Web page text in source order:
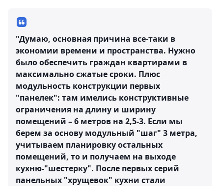
"Думаю, основная причина все-таки в
экономии времени и пространства. Нужно
было обеспечить граждан квартирами в
максимально сжатые сроки. Плюс
модульность конструкции первых
"панелек": там имелись конструктивные
ограничения на длину и ширину
помещений – 6 метров на 2,5-3. Если мы
берем за основу модульный "шаг" 3 метра,
учитываем планировку остальных
помещений, то и получаем на выходе
кухню-"шестерку". После первых серий
панельных "хрущевок" кухни стали